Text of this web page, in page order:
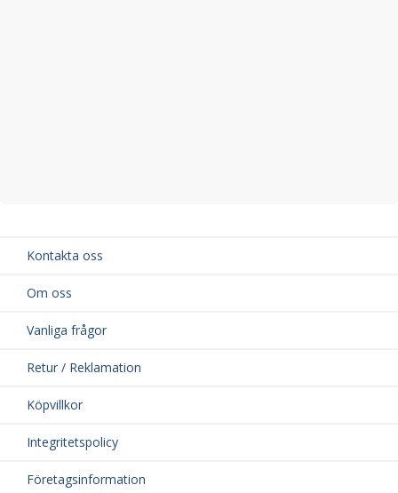
Kontakta oss
Om oss
Vanliga frågor
Retur / Reklamation
Köpvillkor
Integritetspolicy
Företagsinformation